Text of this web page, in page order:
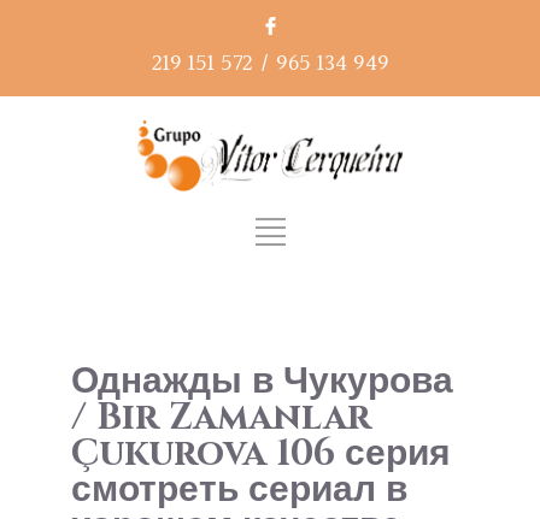
219 151 572 / 965 134 949
Однажды в Чукурова
/ Bir Zamanlar
Çukurova 106 серия
смотреть сериал в